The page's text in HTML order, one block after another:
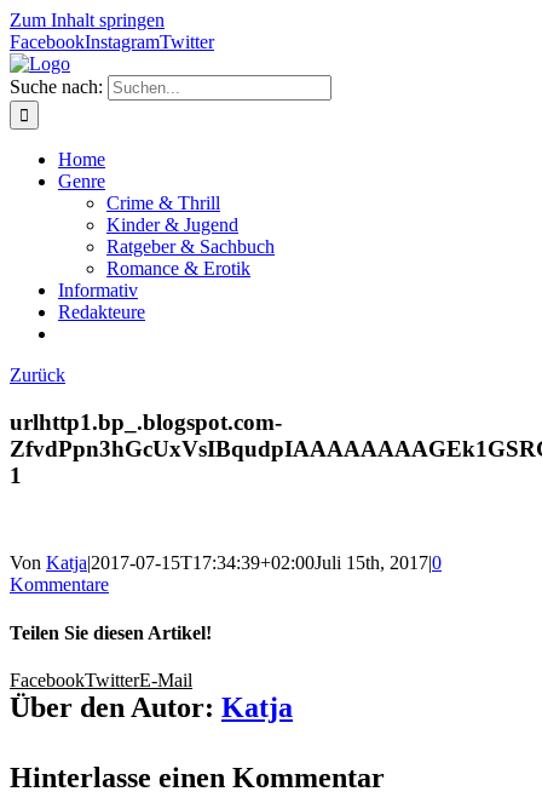
Zum Inhalt springen
FacebookInstagramTwitter
Suche nach:
Home
Genre
Crime & Thrill
Kinder & Jugend
Ratgeber & Sachbuch
Romance & Erotik
Informativ
Redakteure
Zurück
urlhttp1.bp_.blogspot.com-
1
Von Katja|2017-07-15T17:34:39+02:00Juli 15th, 2017|0
Kommentare
Teilen Sie diesen Artikel!
FacebookTwitterE-Mail
Über den Autor: Katja
Hinterlasse einen Kommentar